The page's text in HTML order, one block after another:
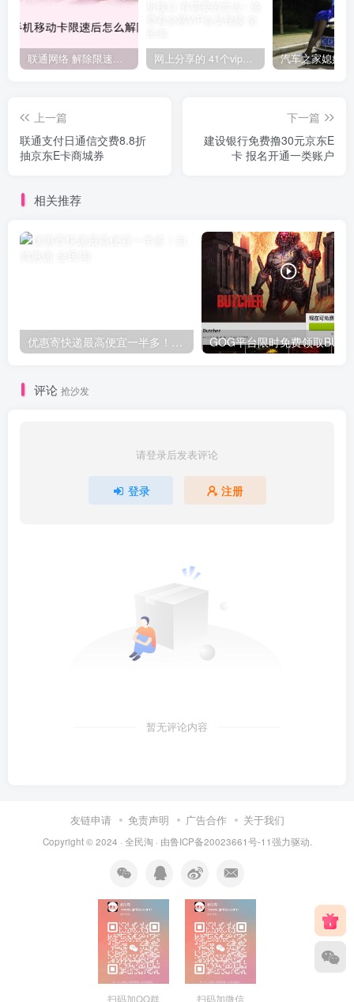
上一篇
联通支付日通信交费8.8折
抽京东E卡商城券
下一篇
建设银行免费撸30元京东E
卡 报名开通一类账户
相关推荐
评论 抢沙发
请登录后发表评论
登录 注册
暂无评论内容
友链申请 免责声明 广告合作 关于我们
Copyright © 2024 · 全民淘 · 由鲁ICP备20023661号-11强力驱动.
扫码加QQ群 扫码加微信